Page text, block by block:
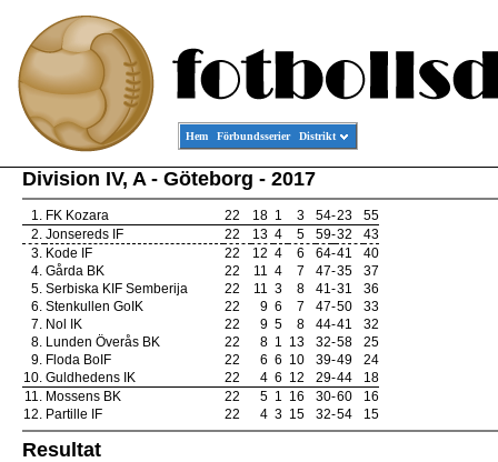
Hem Förbundsserier Distrikt
Division IV, A - Göteborg - 2017
1. FK Kozara 22 18 1 3 54-23
55
2. Jonsereds IF 22 13 4 5 59-32
43
3. Kode IF 22 12 4 6 64-41
40
4. Gårda BK 22 11 4 7 47-35
37
5. Serbiska KIF Semberija 22 11 3 8 41-31
36
6. Stenkullen GoIK 22 9 6 7 47-50
33
7. Nol IK 22 9 5 8 44-41
32
8. Lunden Överås BK 22 8 1 13 32-58
25
9. Floda BoIF 22 6 6 10 39-49
24
10. Guldhedens IK 22 4 6 12 29-44
18
11. Mossens BK 22 5 1 16 30-60
16
12. Partille IF 22 4 3 15 32-54 15
Resultat